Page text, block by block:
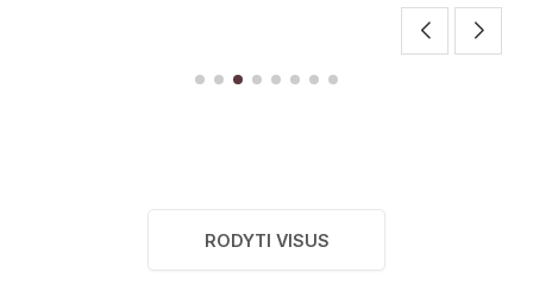
RODYTI VISUS